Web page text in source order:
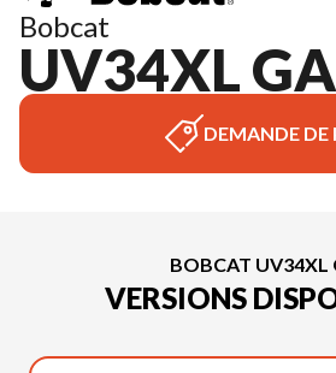
Bobcat
UV34XL
DEMANDE DE
BOBCAT UV34XL
VERSIONS